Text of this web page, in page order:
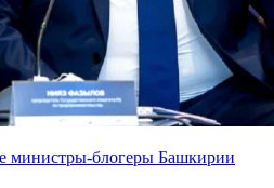
министры-блогеры Башкирии